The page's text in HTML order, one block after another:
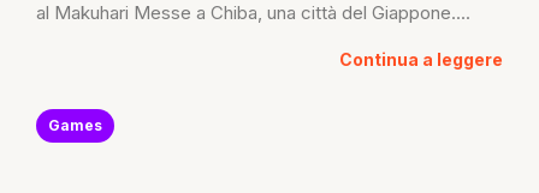
al Makuhari Messe a Chiba, una città del Giappone....
Continua a leggere
Games